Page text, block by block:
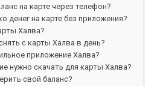
на карте через телефон?
денег на карте без приложения?
Халва?
с карты Халва в день?
приложение Халва?
нужно скачать для карты Халва?
свой баланс?